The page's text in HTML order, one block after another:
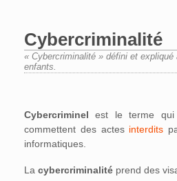
Cybercriminalité
« Cybercriminalité » défini et expliqué
enfants.
Cybercriminel est le terme qui
commettent des actes interdits
informatiques.
La cybercriminalité prend des